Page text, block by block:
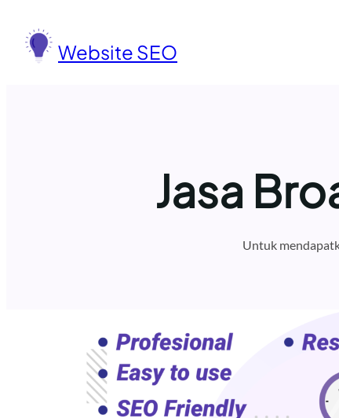
konten
Website SEO
Jasa
Untuk